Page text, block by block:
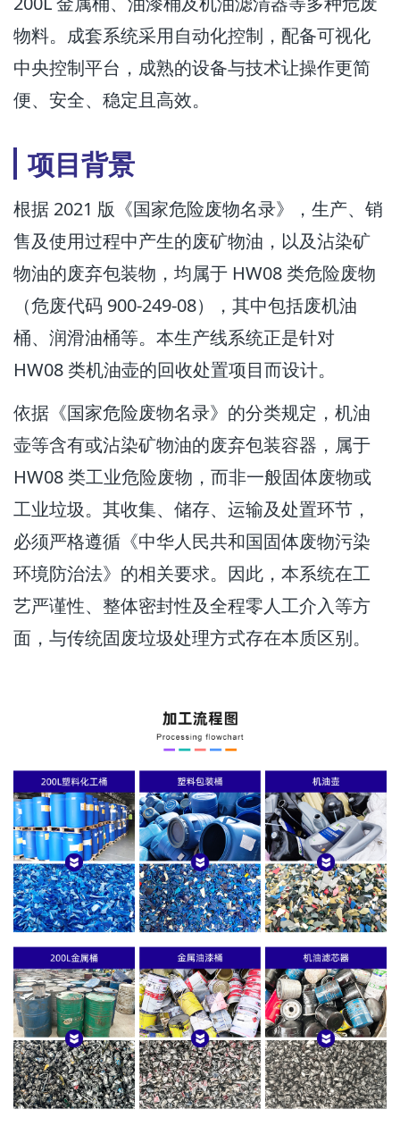
物料。成套系统采用自动化控制，配备可视化
中央控制平台，成熟的设备与技术让操作更简
便、安全、稳定且高效。
项目背景
根据 2021 版《国家危险废物名录》，生产、销
售及使用过程中产生的废矿物油，以及沾染矿
物油的废弃包装物，均属于 HW08 类危险废物
（危废代码 900-249-08），其中包括废机油
桶、润滑油桶等。本生产线系统正是针对
HW08 类机油壶的回收处置项目而设计。
依据《国家危险废物名录》的分类规定，机油
壶等含有或沾染矿物油的废弃包装容器，属于
HW08 类工业危险废物，而非一般固体废物或
工业垃圾。其收集、储存、运输及处置环节，
必须严格遵循《中华人民共和国固体废物污染
环境防治法》的相关要求。因此，本系统在工
艺严谨性、整体密封性及全程零人工介入等方
面，与传统固废垃圾处理方式存在本质区别。